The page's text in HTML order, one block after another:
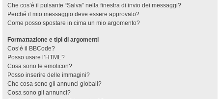
Che cos’è il pulsante “Salva” nella finestra di invio dei messaggi?
Perché il mio messaggio deve essere approvato?
Come posso spostare in cima un mio argomento?
Formattazione e tipi di argomenti
Cos’è il BBCode?
Posso usare l’HTML?
Cosa sono le emoticon?
Posso inserire delle immagini?
Che cosa sono gli annunci globali?
Cosa sono gli annunci?